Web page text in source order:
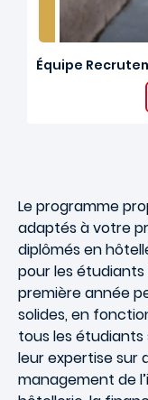
Équipe
Le programme
adaptés à votre
diplômés en
pour les étudiants
première année
solides, en
tous les
leur expertise sur
management de